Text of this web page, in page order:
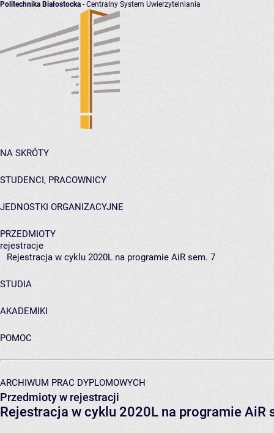
Politechnika Białostocka - Centralny System Uwierzytelniania
NA SKRÓTY
STUDENCI, PRACOWNICY
JEDNOSTKI ORGANIZACYJNE
PRZEDMIOTY
rejestracje
Rejestracja w cyklu 2020L na programie AiR sem. 7
STUDIA
AKADEMIKI
POMOC
ARCHIWUM PRAC DYPLOMOWYCH
Przedmioty w rejestracji
Rejestracja w cyklu 2020L na programie AiR